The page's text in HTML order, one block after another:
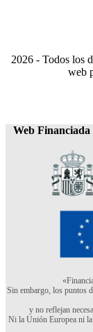
2026 - Todos los
web
Web
Sin embargo, los puntos
y no reflejan
Ni la Unión Europea ni la